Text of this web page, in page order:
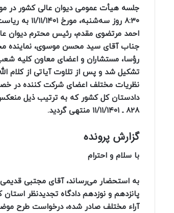
۸:۳۰ روز
احمد مرتضوی مقدم، رئیس محترم دیوان
جناب آقای سید محسن موسوی، نماینده
رؤسا، مستشاران و اعضای ‌معاون کلیه
تشکیل شد و پس از تلاوت آیاتی از کلام
نظریات مختلف اعضای شرکت‌ کننده در
دادستان ‌کل‌ کشور که به ‌ترتیب‌ ذیل
828 ـ ۱۱/۱۱/۱۴۰۱ منتهی گردید.
گزارش پرونده
با سلام و احترام
به استحضار می‌رساند، آقای مجتبی
پانزدهم و نوزدهم دادگاه تجدیدنظر
آراء مختلف صادر شده، درخواست طرح